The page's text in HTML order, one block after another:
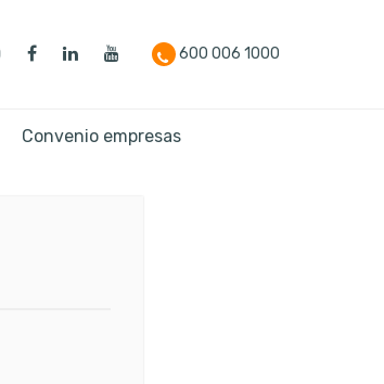
600 006 1000
Convenio empresas